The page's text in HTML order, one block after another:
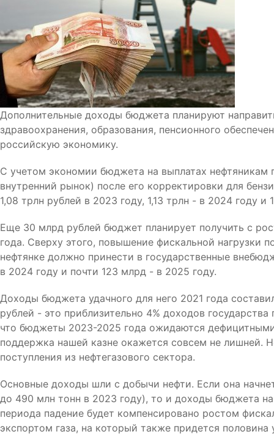
Дополнительные доходы бюджета планируют
здравоохранения, образования, пенсионного
российскую экономику.
С учетом экономии бюджета на выплатах
внутренний рынок) после его корректировки для
1,08 трлн рублей в 2023 году, 1,13 трлн - в 2024 году и
Еще 30 млрд рублей бюджет планирует получить с
года. Сверху этого, повышение фискальной
нефтянке должно принести в государственные
в 2024 году и почти 123 млрд - в 2025 году.
Доходы бюджета удачного для него 2021 года
рублей - это приблизительно 4% доходов
что бюджеты 2023-2025 года ожидаются
поддержка нашей казне окажется совсем не лишней.
поступления из нефтегазового сектора.
Основные доходы шли с добычи нефти. Если она
до 490 млн тонн в 2023 году), то и доходы бюджета
периода падение будет компенсировано ростом
экспортом газа, на который также придется половина